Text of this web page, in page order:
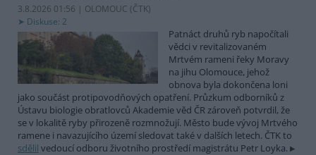
3.8.2026 01:56 | OLOMOUC (ČTK)
Diskuse: 2
Patnáct druhů ryb napočítali
vědci v revitalizovaném
Mrtvém rameni řeky Moravy
na jihu Olomouce, jehož
obnova byla dokončena loni
jako součást protipovodňových opatření. Průzkum odborníků z
Ústavu biologie obratlovců Akademie věd ČR zároveň potvrdil, že
se v lokalitě ryby přirozeně rozmnožují. Město bude vývoj Mrtvého
ramene i navazujícího území sledovat také v dalších letech. ČTK to
sdělil vedoucí odboru životního prostředí magistrátu Petr Loyka.